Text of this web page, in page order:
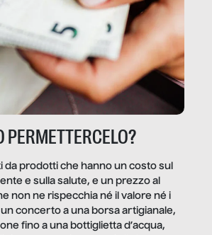
PERMETTERCELO?
da prodotti che hanno un costo sul
e sulla salute, e un prezzo al
non ne rispecchia né il valore né i
un concerto a una borsa artigianale,
fino a una bottiglietta d’acqua,